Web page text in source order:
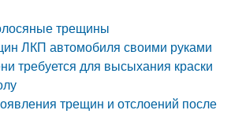
трещины
ЛКП автомобиля своими руками
требуется для высыхания краски
трещин и отслоений после